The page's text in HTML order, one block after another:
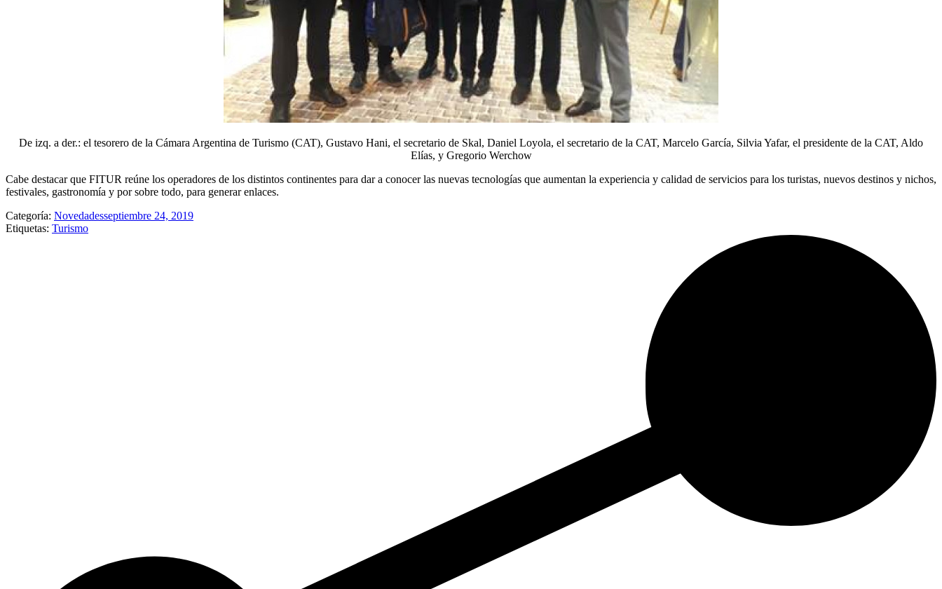
De izq. a der.: el tesorero de la Cámara Argentina de Turismo (CAT), Gustavo Hani, el secretario de Skal, Daniel Loyola, el secretario de la CAT, Marcelo García, Silvia Yafar, el presidente de la CAT, Aldo
Elías, y Gregorio Werchow
Cabe destacar que FITUR reúne los operadores de los distintos continentes para dar a conocer las nuevas tecnologías que aumentan la experiencia y calidad de servicios para los turistas, nuevos destinos y nichos,
festivales, gastronomía y por sobre todo, para generar enlaces.
Categoría: Novedadesseptiembre 24, 2019
Etiquetas: Turismo